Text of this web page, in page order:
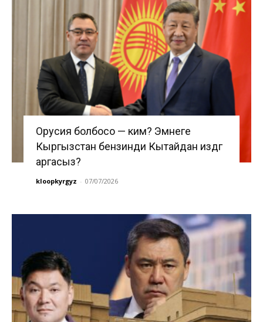
Орусия болбосо — ким? Эмнеге
Кыргызстан бензинди Кытайдан издөөгө
аргасыз?
kloopkyrgyz - 07/07/2026